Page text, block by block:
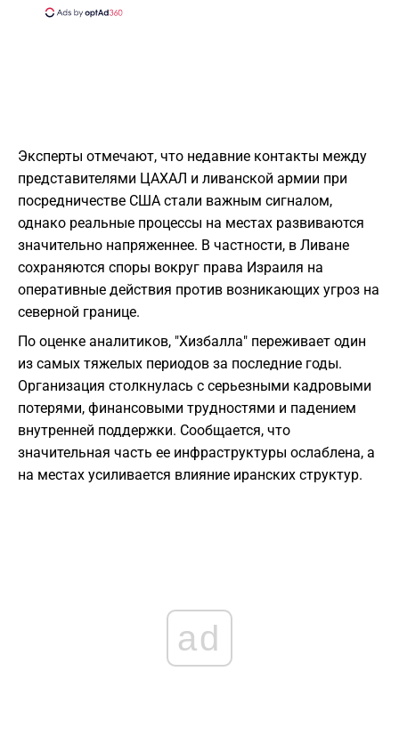
Эксперты отмечают, что недавние контакты между
представителями ЦАХАЛ и ливанской армии при
посредничестве США стали важным сигналом,
однако реальные процессы на местах развиваются
значительно напряженнее. В частности, в Ливане
сохраняются споры вокруг права Израиля на
оперативные действия против возникающих угроз на
северной границе.
По оценке аналитиков, "Хизбалла" переживает один
из самых тяжелых периодов за последние годы.
Организация столкнулась с серьезными кадровыми
потерями, финансовыми трудностями и падением
внутренней поддержки. Сообщается, что
значительная часть ее инфраструктуры ослаблена, а
на местах усиливается влияние иранских структур.
ad